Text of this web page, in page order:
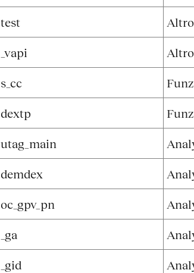
test Altro
_vapi Altro
s_cc
dextp
utag_main
demdex
oc_gpv_pn
_ga
_gid